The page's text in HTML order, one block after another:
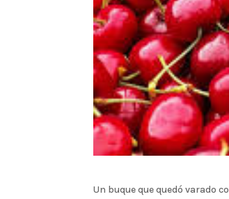
Un buque que quedó varado